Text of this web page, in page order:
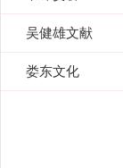
吴健雄文献
娄东文化